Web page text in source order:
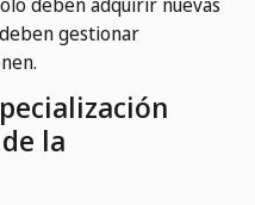
gestionar
la